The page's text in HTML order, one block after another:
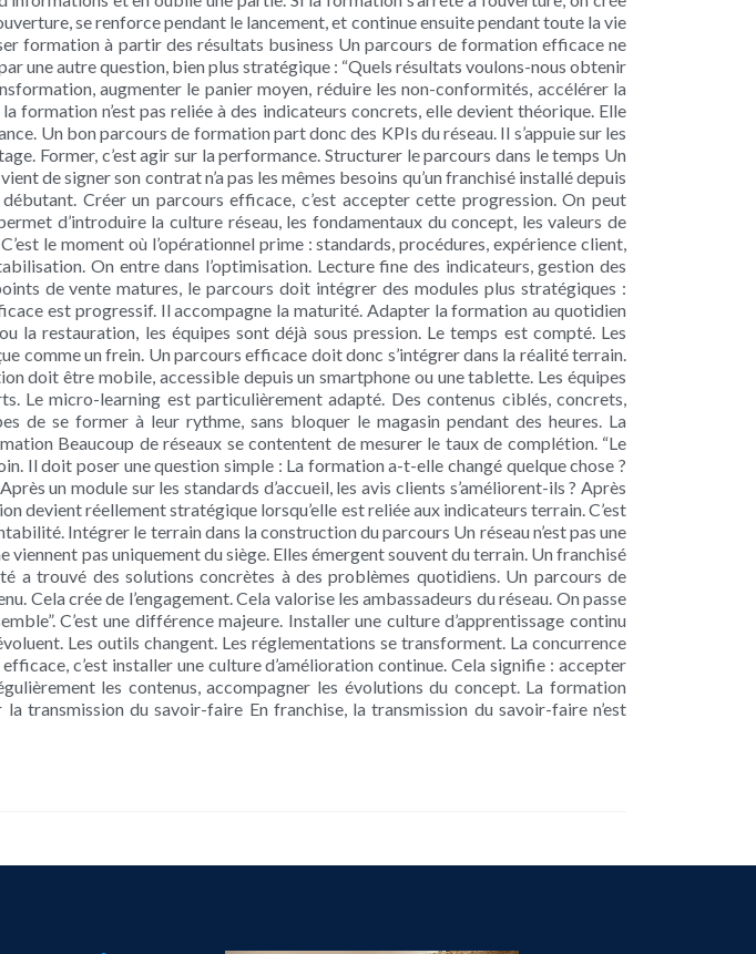
se renforce pendant le lancement, et continue ensuite pendant toute la vie
formation à partir des résultats business Un parcours de formation efficace ne
une autre question, bien plus stratégique : “Quels résultats voulons-nous obtenir
augmenter le panier moyen, réduire les non-conformités, accélérer la
formation n’est pas reliée à des indicateurs concrets, elle devient théorique. Elle
Un bon parcours de formation part donc des KPIs du réseau. Il s’appuie sur les
Former, c’est agir sur la performance. Structurer le parcours dans le temps Un
de signer son contrat n’a pas les mêmes besoins qu’un franchisé installé depuis
Créer un parcours efficace, c’est accepter cette progression. On peut
d’introduire la culture réseau, les fondamentaux du concept, les valeurs de
le moment où l’opérationnel prime : standards, procédures, expérience client,
On entre dans l’optimisation. Lecture fine des indicateurs, gestion des
de vente matures, le parcours doit intégrer des modules plus stratégiques :
est progressif. Il accompagne la maturité. Adapter la formation au quotidien
la restauration, les équipes sont déjà sous pression. Le temps est compté. Les
comme un frein. Un parcours efficace doit donc s’intégrer dans la réalité terrain.
doit être mobile, accessible depuis un smartphone ou une tablette. Les équipes
Le micro-learning est particulièrement adapté. Des contenus ciblés, concrets,
de se former à leur rythme, sans bloquer le magasin pendant des heures. La
Beaucoup de réseaux se contentent de mesurer le taux de complétion. “Le
Il doit poser une question simple : La formation a-t-elle changé quelque chose ?
un module sur les standards d’accueil, les avis clients s’améliorent-ils ? Après
devient réellement stratégique lorsqu’elle est reliée aux indicateurs terrain. C’est
Intégrer le terrain dans la construction du parcours Un réseau n’est pas une
pas uniquement du siège. Elles émergent souvent du terrain. Un franchisé
a trouvé des solutions concrètes à des problèmes quotidiens. Un parcours de
crée de l’engagement. Cela valorise les ambassadeurs du réseau. On passe
C’est une différence majeure. Installer une culture d’apprentissage continu
Les outils changent. Les réglementations se transforment. La concurrence
c’est installer une culture d’amélioration continue. Cela signifie : accepter
les contenus, accompagner les évolutions du concept. La formation
transmission du savoir-faire En franchise, la transmission du savoir-faire n’est